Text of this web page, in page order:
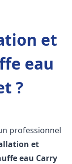
et
eau
?
professionnel
et
eau Carry